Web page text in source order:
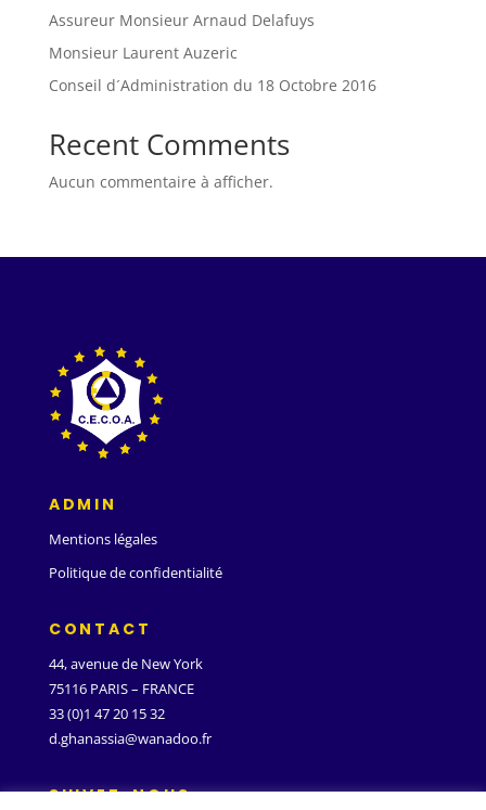
Assureur Monsieur Arnaud Delafuys
Monsieur Laurent Auzeric
Conseil d´Administration du 18 Octobre 2016
Recent Comments
Aucun commentaire à afficher.
ADMIN
Mentions légales
Politique de confidentialité
CONTACT
44, avenue de New York
75116 PARIS – FRANCE
33 (0)1 47 20 15 32
d.ghanassia@wanadoo.fr
SUIVEZ-NOUS